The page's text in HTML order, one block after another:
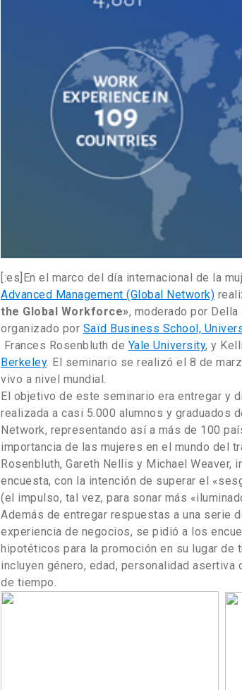
[:es]En el marco del día internacional de la
Advanced Management (Global Network)
the Global Workforce», moderado por
organizado por Saïd Business School,
Frances Rosenbluth de Yale University, y
Berkeley. El seminario se realizó el 8 de
vivo a nivel mundial.
El objetivo de este seminario era entregar y
realizada a casi 5.000 alumnos y graduados
Network, representando así a más de 100
importancia de las mujeres en el mundo del
Rosenbluth, Gareth Nellis y Michael Weaver,
encuesta, con la intención de superar el
(el impulso, tal vez, para sonar más
Además de entregar respuestas a una serie
experiencia de negocios, se pidió a los
hipotéticos para la promoción en su lugar de
incluyen género, edad, personalidad
de tiempo.